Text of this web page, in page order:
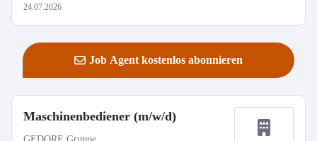
24.07.2026
Job Agent kostenlos abonnieren
Maschinenbediener (m/w/d)